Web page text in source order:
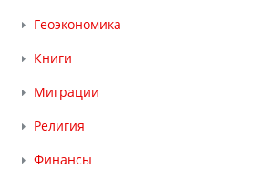
Геоэкономика
Книги
Миграции
Религия
Финансы